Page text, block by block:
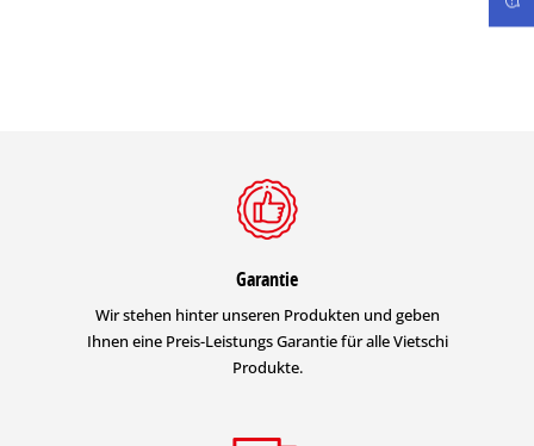
Garantie
Wir stehen hinter unseren Produkten und geben
Ihnen eine Preis-Leistungs Garantie für alle Vietschi
Produkte.